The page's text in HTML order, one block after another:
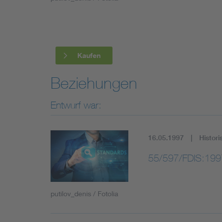
Mobility
Smart Cities
Kaufen
Beziehungen
Entwurf war:
putilov_denis / Fotolia
16.05.1997
55/597/